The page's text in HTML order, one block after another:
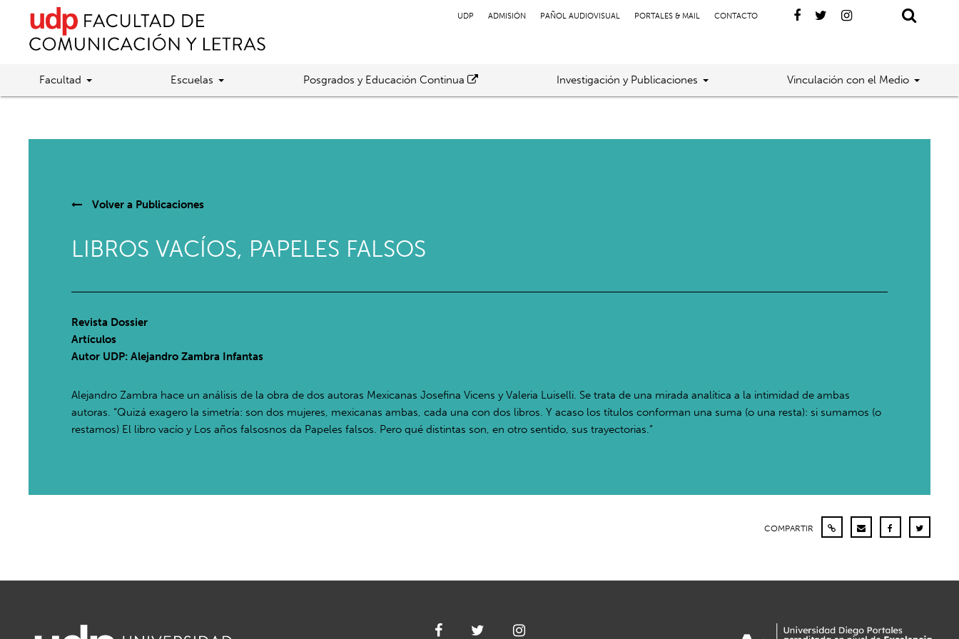
UDP ADMISIÓN PAÑOL AUDIOVISUAL PORTALES & MAIL CONTACTO
Facultad Escuelas Posgrados y Educación Continua Investigación y Publicaciones Vinculación con el Medio
Volver a Publicaciones
LIBROS VACÍOS, PAPELES FALSOS
Revista Dossier
Artículos
Autor UDP:Alejandro Zambra Infantas
Alejandro Zambra hace un análisis de la obra de dos autoras Mexicanas Josefina Vicens y Valeria Luiselli. Se trata de una mirada analítica a la intimidad de ambas
autoras. “Quizá exagero la simetría: son dos mujeres, mexicanas ambas, cada una con dos libros. Y acaso los títulos conforman una suma (o una resta): si sumamos (o
restamos) El libro vacío y Los años falsosnos da Papeles falsos. Pero qué distintas son, en otro sentido, sus trayectorias.”
COMPARTIR